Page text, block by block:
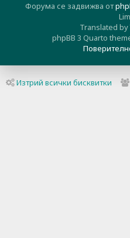
Форума се задвижва от
Translated by
phpBB 3 Quarto
Изтрий всички бисквитки